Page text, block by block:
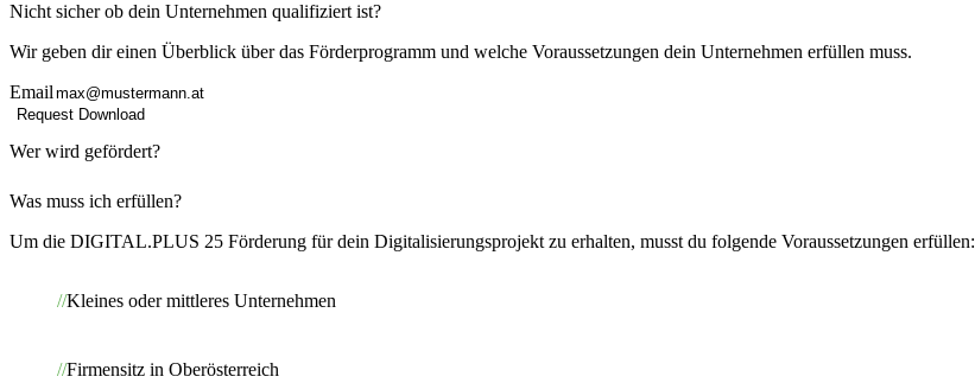
Nicht sicher ob dein Unternehmen qualifiziert ist?
Wir geben dir einen Überblick über das Förderprogramm und welche Voraussetzungen dein Unternehmen erfüllen muss.
Email
Request Download
Wer wird gefördert?
Was muss ich erfüllen?
Um die DIGITAL.PLUS 25 Förderung für dein Digitalisierungsprojekt zu erhalten, musst du folgende Voraussetzungen erfüllen:
Kleines oder mittleres Unternehmen
Firmensitz in Oberösterreich